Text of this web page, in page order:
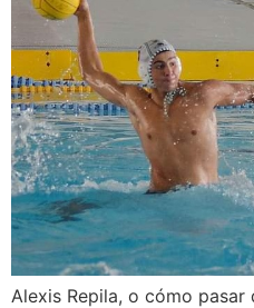
Alexis Repila, o cómo